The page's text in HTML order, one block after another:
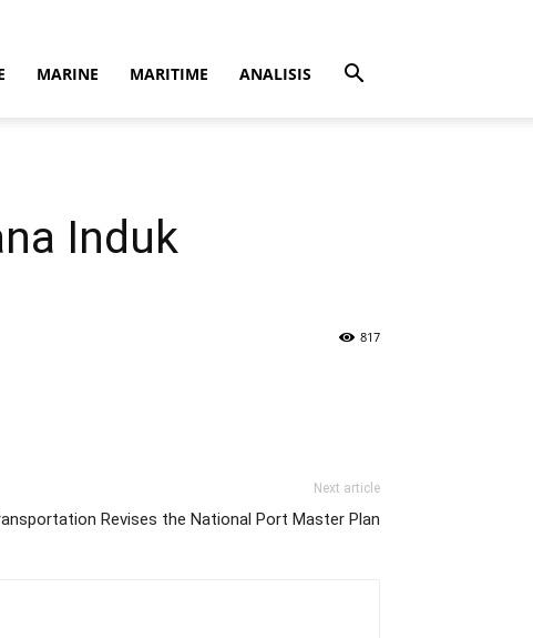
MARINE MARITIME ANALISIS
Induk
817
Next article
Revises the National Port Master Plan